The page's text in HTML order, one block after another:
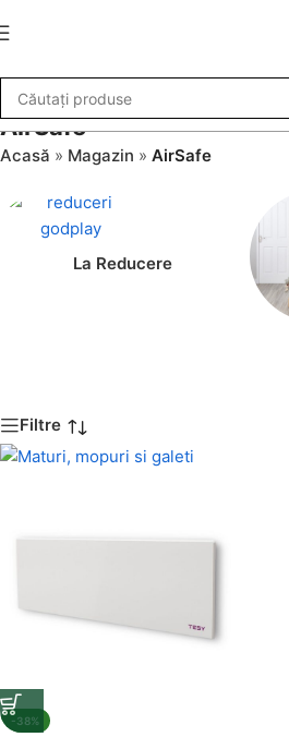
AirSafe
Acasă » Magazin » AirSafe
La Reducere
Filtre
-38%